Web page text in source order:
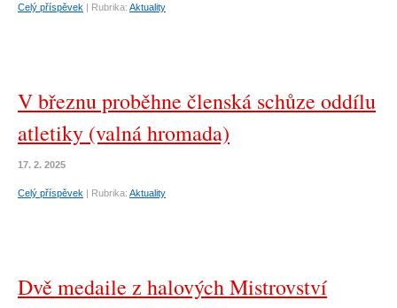
Celý příspěvek | Rubrika: Aktuality
V březnu proběhne členská schůze oddílu
atletiky (valná hromada)
17. 2. 2025
Celý příspěvek | Rubrika: Aktuality
Dvě medaile z halových Mistrovství